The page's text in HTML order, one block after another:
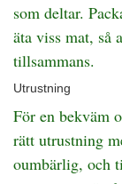
som deltar.
äta viss mat, så
tillsammans.
Utrustning
För en bekväm
rätt utrustning
oumbärlig, och